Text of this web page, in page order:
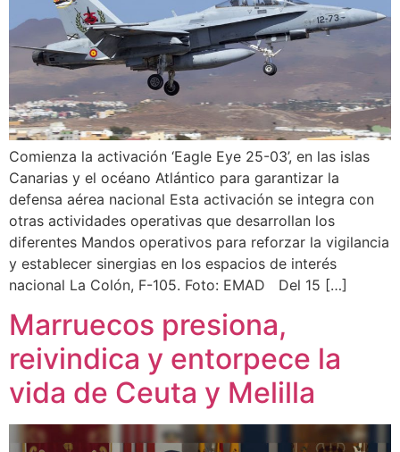
Comienza la activación ‘Eagle Eye 25-03’, en las islas
Canarias y el océano Atlántico para garantizar la
defensa aérea nacional Esta activación se integra con
otras actividades operativas que desarrollan los
diferentes Mandos operativos para reforzar la vigilancia
y establecer sinergias en los espacios de interés
nacional La Colón, F-105. Foto: EMAD Del 15 […]
Marruecos presiona,
reivindica y entorpece la
vida de Ceuta y Melilla